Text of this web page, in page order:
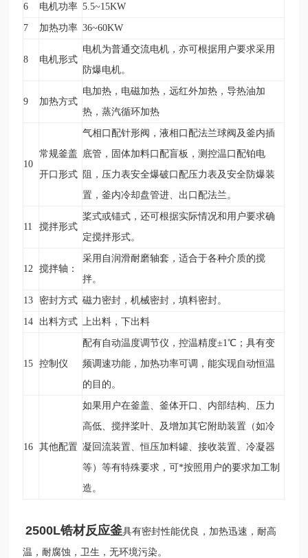
6 电机功率 5.5~15KW
7 加热功率 36~60KW
8 电机形式
电机为普通交流电机，亦可根据用户要求采用
防爆电机。
9 加热方式
电加热，电磁加热，远红外加热，导热油加
热，蒸汽循环加热
10
常规釜盖
开口形式
气相口配针形阀，液相口配法兰球阀及釜内插
底管，固体加料口配盲板，测控温口配铂电
阻，压力表安全爆破口配压力表及安全防爆装
置，釜内冷却盘管进、出口配法兰。
11 搅拌形式
桨式或锚式，还可根据实际情况和用户要求确
定搅拌形式。
12 搅拌轴：
采用自润滑耐磨轴套，适合于各种介质的搅
拌。
13 密封方式 磁力密封，机械密封，填料密封。
14 出料方式 上出料，下出料
15 控制仪
配有自动温度调节仪，控温精度±1℃ ；具有变
频调速功能，加热功率可调，能实现自动恒温
的目的。
16 其他配置
如果用户在釜盖、釜体开口、内部结构、压力
高低、搅拌桨叶、及增加其它附助装置（如冷
凝回流装置、恒压加料罐、接收装置、冷凝器
等）等有特殊要求，可*按照用户的要求加工制
造。
2500L锆材反应釜具有密封性能优良，加热迅速，耐高
温，耐腐蚀，卫生，无环境污染。